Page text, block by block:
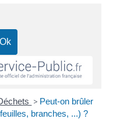
> Peut-on brûler
branches, ...) ?